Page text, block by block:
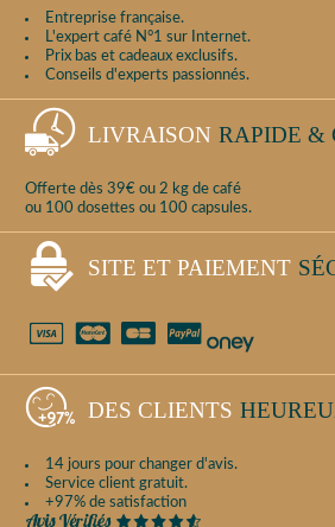
Entreprise française.
L'expert café N°1 sur Internet.
Prix bas et cadeaux exclusifs.
Conseils d'experts passionnés.
LIVRAISON RAPIDE &
Offerte dès 39€ ou 2 kg de café
ou 100 dosettes ou 100 capsules.
SITE ET PAIEMENT
DES CLIENTS
14 jours pour changer d'avis.
Service client gratuit.
+97% de satisfaction